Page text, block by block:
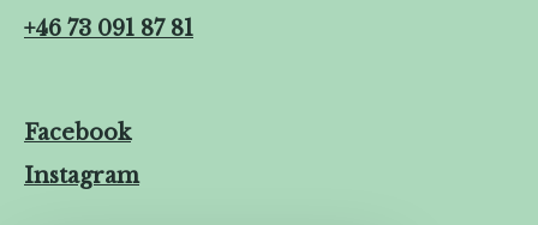
+46 73 091 87 81
Facebook
Instagram